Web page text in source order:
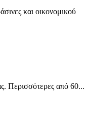
και οικονομικού
Περισσότερες από 60...